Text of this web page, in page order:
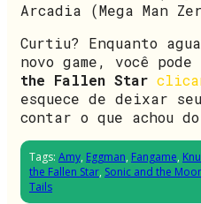
Arcadia (Mega Man
Curtiu? Enquanto
novo game, você pode
the Fallen Star
esquece de deixar
contar o que achou do
Tags: Amy, Eggman, Fangame,
the Fallen Star, Sonic and the
Tails